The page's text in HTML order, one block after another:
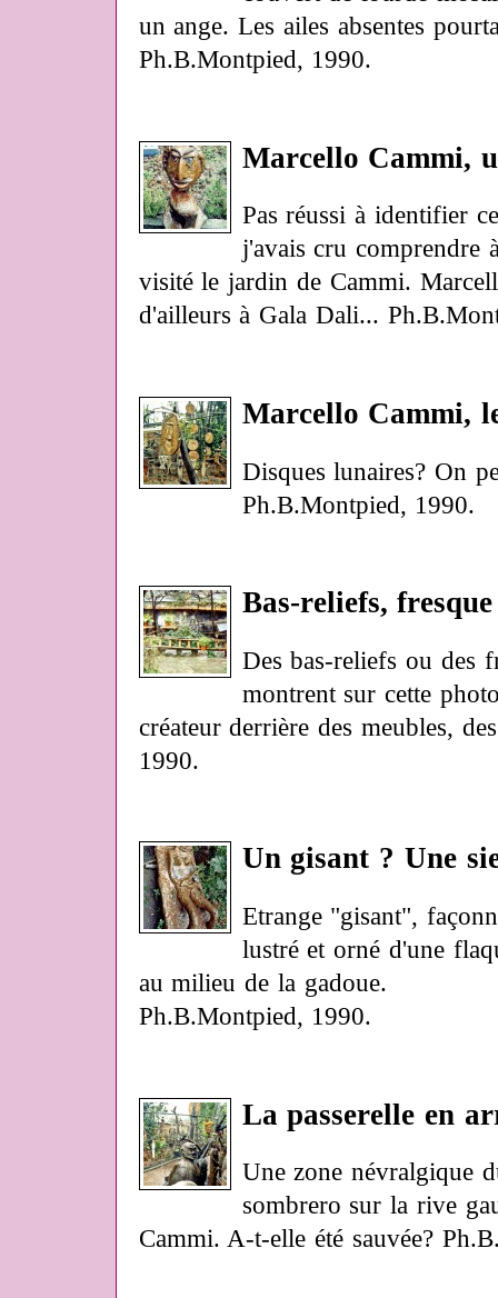
un ange. Les ailes absentes
Ph.B.Montpied, 1990.
Marcello Cammi,
Pas réussi à identifier
j'avais cru comprendre
visité le jardin de Cammi.
d'ailleurs à Gala Dali...
Marcello Cammi,
Disques lunaires? On
Ph.B.Montpied, 1990.
Bas-reliefs,
Des bas-reliefs ou des
montrent sur cette
créateur derrière des meubles,
1990.
Un gisant ? Une
Etrange "gisant",
lustré et orné d'une
au milieu de la gadoue.
Ph.B.Montpied, 1990.
La passerelle en
Une zone névralgique
sombrero sur la rive
Cammi. A-t-elle été sauvée?